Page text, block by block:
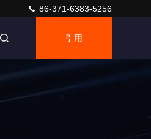
86-371-6383-5256
引用